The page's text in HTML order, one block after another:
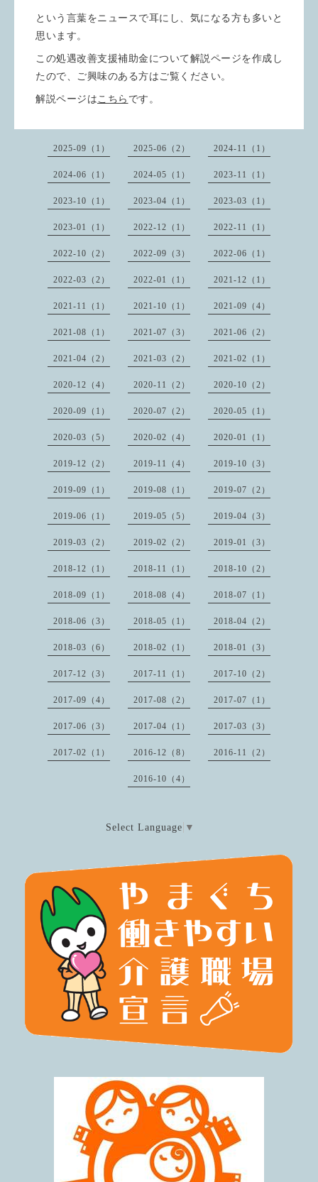
という言葉をニュースで耳にし、気になる方も多いと
思います。
この処遇改善支援補助金について解説ページを作成し
たので、ご興味のある方はご覧ください。
解説ページは こちら です。
2025-09（1） 2025-06（2） 2024-11（1）
2024-06（1） 2024-05（1） 2023-11（1）
2023-10（1） 2023-04（1） 2023-03（1）
2023-01（1） 2022-12（1） 2022-11（1）
2022-10（2） 2022-09（3） 2022-06（1）
2022-03（2） 2022-01（1） 2021-12（1）
2021-11（1） 2021-10（1） 2021-09（4）
2021-08（1） 2021-07（3） 2021-06（2）
2021-04（2） 2021-03（2） 2021-02（1）
2020-12（4） 2020-11（2） 2020-10（2）
2020-09（1） 2020-07（2） 2020-05（1）
2020-03（5） 2020-02（4） 2020-01（1）
2019-12（2） 2019-11（4） 2019-10（3）
2019-09（1） 2019-08（1） 2019-07（2）
2019-06（1） 2019-05（5） 2019-04（3）
2019-03（2） 2019-02（2） 2019-01（3）
2018-12（1） 2018-11（1） 2018-10（2）
2018-09（1） 2018-08（4） 2018-07（1）
2018-06（3） 2018-05（1） 2018-04（2）
2018-03（6） 2018-02（1） 2018-01（3）
2017-12（3） 2017-11（1） 2017-10（2）
2017-09（4） 2017-08（2） 2017-07（1）
2017-06（3） 2017-04（1） 2017-03（3）
2017-02（1） 2016-12（8） 2016-11（2）
2016-10（4）
Select Language ▼